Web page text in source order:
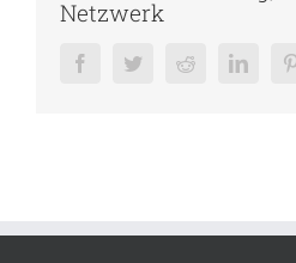
Netzwerk
FacebookTwitterReddit